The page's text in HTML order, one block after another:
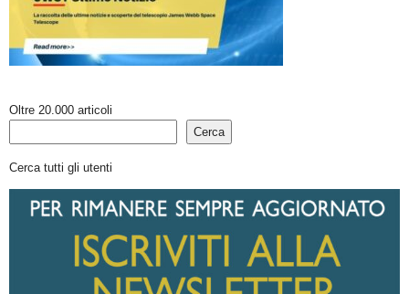
Oltre 20.000 articoli
Cerca
Cerca tutti gli utenti